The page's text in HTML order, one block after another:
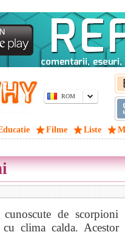
ROM
Filme Liste
de scorpioni
clima calda. Acestor